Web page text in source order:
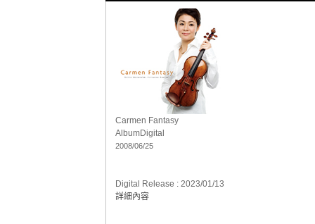
Carmen Fantasy
AlbumDigital
2008/06/25
Digital Release : 2023/01/13
詳細內容